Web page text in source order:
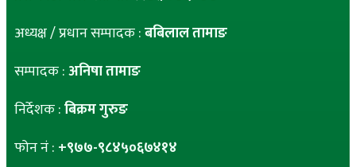
अध्यक्ष / प्रधान सम्पादक :बबिलाल तामाङ
सम्पादक :अनिषा तामाङ
निर्देशक :बिक्रम गुरुङ
फोन नं : +९७७-९८४५०६७४१४